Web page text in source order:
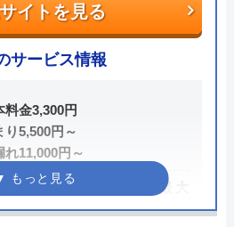
セスしてみましょう。
サイトを見る
960-358
さんの基本情報
イトを見る
サービス情報
料金3,300円
り5,500円～
れ11,000円～
限定割、作業料金から最大
円割引